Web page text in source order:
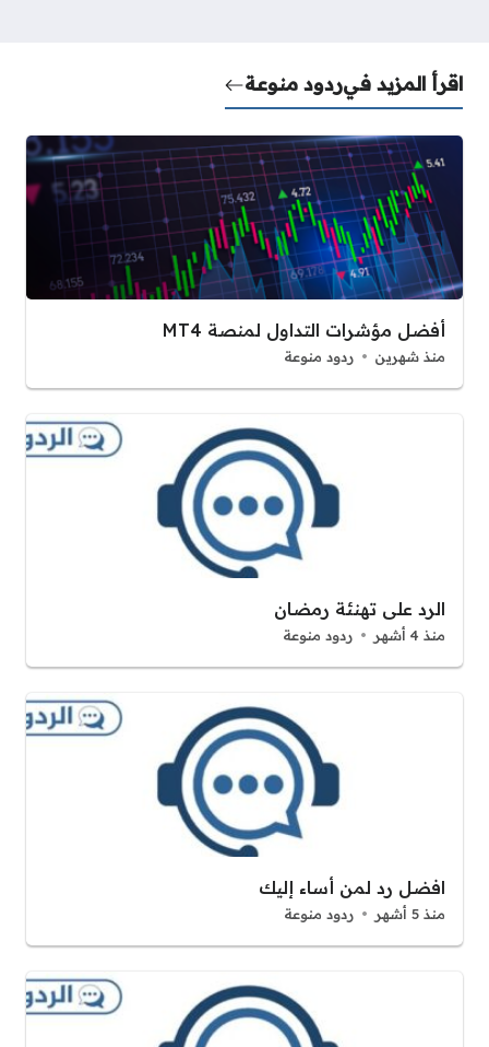
اقرأ المزيد فيردود منوعة
أفضل مؤشرات التداول لمنصة MT4
منذ شهرين ردود منوعة
الرد على تهنئة رمضان
منذ 4 أشهر ردود منوعة
افضل رد لمن أساء إليك
منذ 5 أشهر ردود منوعة